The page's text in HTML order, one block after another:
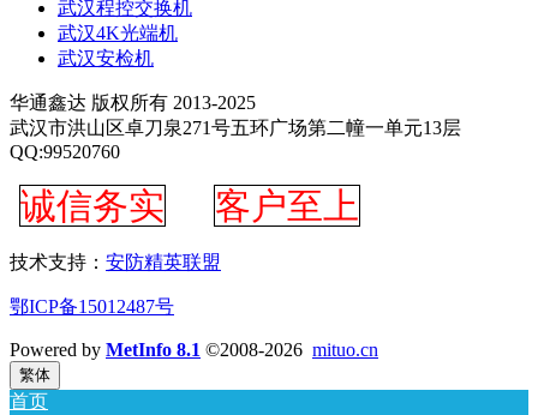
武汉程控交换机
武汉4K光端机
武汉安检机
华通鑫达 版权所有 2013-2025
武汉市洪山区卓刀泉271号五环广场第二幢一单元13层
QQ:99520760
诚信务实 客户至上
技术支持： 安防精英联盟
鄂ICP备15012487号
Powered by MetInfo 8.1 ©2008-2026 mituo.cn
繁体
首页